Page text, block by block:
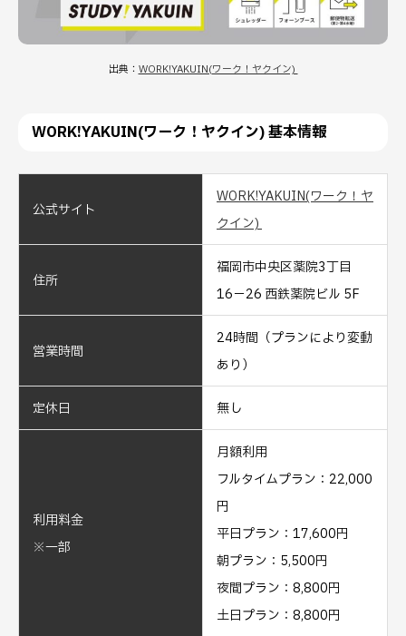
出典： WORK!YAKUIN(ワーク！ヤクイン)
WORK!YAKUIN(ワーク！ヤクイン) 基本情報
公式サイト
WORK!YAKUIN(ワーク！ヤ
クイン)
住所
福岡市中央区薬院3丁目
16−26 西鉄薬院ビル 5F
営業時間
24時間（プランにより変動
あり）
定休日 無し
利用料金
※一部
月額利用
フルタイムプラン：22,000
円
平日プラン：17,600円
朝プラン：5,500円
夜間プラン：8,800円
土日プラン：8,800円